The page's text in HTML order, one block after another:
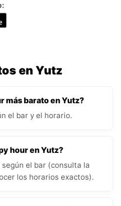
en Yutz
más barato en Yutz?
el bar y el horario.
hour en Yutz?
el bar (consulta la
los horarios exactos).